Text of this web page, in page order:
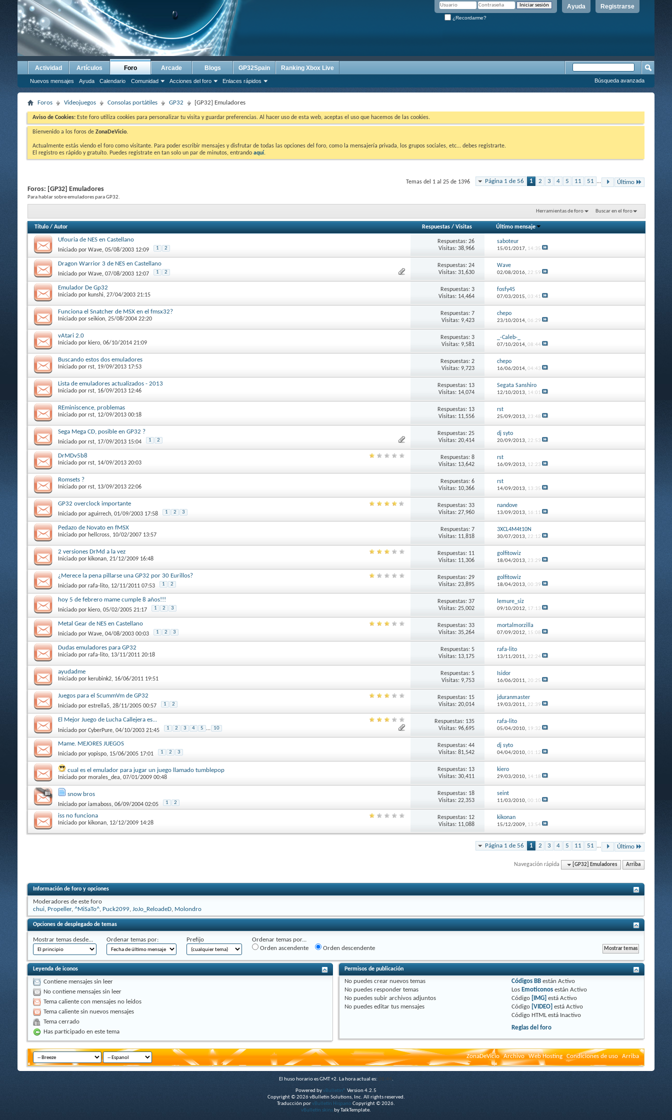
Registrarse
Ayuda
¿Recordarme?
Actividad Artículos Foro
Nuevos mensajes Ayuda Calendario Comunidad Acciones del foro Enlaces rápidos
Arcade Blogs GP32Spain Ranking Xbox Live
Búsqueda avanzada
Foros Videojuegos Consolas portátiles GP32 [GP32] Emuladores
Aviso de Cookies: Este foro utiliza cookies para personalizar tu visita y guardar preferencias. Al hacer uso de esta web, aceptas el uso que hacemos de las cookies.
Bienvenido a los foros de ZonaDeVicio.
Actualmente estás viendo el foro como visitante. Para poder escribir mensajes y disfrutar de todas las opciones del foro, como la mensajería privada, los grupos sociales, etc... debes registrarte.
El registro es rápido y gratuíto. Puedes registrate en tan solo un par de minutos, entrando aquí.
Página 1 de 56 1 2 3 4 5 11 51 ... Último
Temas del 1 al 25 de 1396
Foros: [GP32] Emuladores
Para hablar sobre emuladores para GP32.
Herramientas de foro Buscar en el foro
Título / Autor Respuestas /Visitas Último mensaje
Ufouria de NES en Castellano
Iniciado por Wave, 05/08/2003 12:09 1 2
Respuestas: 26
Visitas: 38,966
saboteur
15/01/2017, 14:35
Dragon Warrior 3 de NES en Castellano
Iniciado por Wave, 07/08/2003 12:07 1 2
Respuestas: 24
Visitas: 31,630
Wave
02/08/2016, 22:59
Emulador De Gp32
Iniciado por kunshi, 27/04/2003 21:15
Respuestas: 3
Visitas: 14,464
fosfy45
07/03/2015, 03:41
Funciona el Snatcher de MSX en el fmsx32?
Iniciado por seikion, 25/08/2004 22:20
Respuestas: 7
Visitas: 9,423
chepo
23/10/2014, 06:29
vAtari 2.0
Iniciado por kiero, 06/10/2014 21:09
Respuestas: 3
Visitas: 9,581
_-Caleb-_
07/10/2014, 08:44
Buscando estos dos emuladores
Iniciado por rst, 19/09/2013 17:53
Respuestas: 2
Visitas: 9,723
chepo
16/06/2014, 04:43
Lista de emuladores actualizados - 2013
Iniciado por rst, 16/09/2013 12:46
Respuestas: 13
Visitas: 14,074
Segata Sanshiro
12/10/2013, 14:01
REminiscence, problemas
Iniciado por rst, 12/09/2013 00:18
Respuestas: 13
Visitas: 11,556
rst
25/09/2013, 23:48
Sega Mega CD, posible en GP32 ?
Iniciado por rst, 17/09/2013 15:04 1 2
Respuestas: 25
Visitas: 20,414
dj syto
20/09/2013, 22:53
DrMDv5b8
Iniciado por rst, 14/09/2013 20:03
Respuestas: 8
Visitas: 13,642
rst
16/09/2013, 12:23
Romsets ?
Iniciado por rst, 13/09/2013 22:06
Respuestas: 6
Visitas: 10,366
rst
14/09/2013, 13:35
GP32 overclock importante
Iniciado por aguirrech, 01/09/2003 17:58 1 2 3
Respuestas: 33
Visitas: 27,960
nandove
13/09/2013, 16:11
Pedazo de Novato en fMSX
Iniciado por hellcross, 10/02/2007 13:57
Respuestas: 7
Visitas: 11,818
3XCL4M4t10N
30/07/2013, 22:12
2 versiones DrMd a la vez
Iniciado por kikonan, 21/12/2009 16:48
Respuestas: 11
Visitas: 11,306
golfitowiz
18/04/2013, 23:29
¿Merece la pena pillarse una GP32 por 30 Eurillos?
Iniciado por rafa-lito, 12/11/2011 07:53 1 2
Respuestas: 29
Visitas: 23,895
golfitowiz
18/04/2013, 00:39
hoy 5 de febrero mame cumple 8 años!!!
Iniciado por kiero, 05/02/2005 21:17 1 2 3
Respuestas: 37
Visitas: 25,002
lemure_siz
09/10/2012, 17:13
Metal Gear de NES en Castellano
Iniciado por Wave, 04/08/2003 00:03 1 2 3
Respuestas: 33
Visitas: 35,264
mortalmorzilla
07/09/2012, 15:08
Dudas emuladores para GP32
Iniciado por rafa-lito, 13/11/2011 20:18
Respuestas: 5
Visitas: 13,175
rafa-lito
13/11/2011, 22:24
ayudadme
Iniciado por kerubink2, 16/06/2011 19:51
Respuestas: 5
Visitas: 9,753
Isidor
16/06/2011, 20:25
Juegos para el ScummVm de GP32
Iniciado por estrella5, 28/11/2005 00:57 1 2
Respuestas: 15
Visitas: 20,014
jduranmaster
19/03/2011, 22:39
El Mejor Juego de Lucha Callejera es...
Iniciado por CyberPure, 04/10/2003 21:45 1 2 3 4 5 ... 10
Respuestas: 135
Visitas: 96,695
rafa-lito
05/04/2010, 19:32
Mame. MEJORES JUEGOS
Iniciado por yopispo, 15/06/2005 17:01 1 2 3
Respuestas: 44
Visitas: 81,542
dj syto
04/04/2010, 01:12
cual es el emulador para jugar un juego llamado tumblepop
Iniciado por morales_dea, 07/01/2009 00:48
Respuestas: 13
Visitas: 30,411
kiero
29/03/2010, 14:18
snow bros
Iniciado por iamaboss, 06/09/2004 02:05 1 2
Respuestas: 18
Visitas: 22,353
seint
11/03/2010, 00:10
iss no funciona
Iniciado por kikonan, 12/12/2009 14:28
Respuestas: 12
Visitas: 11,088
kikonan
15/12/2009, 13:54
Página 1 de 56 1 2 3 4 5 11 51 ... Último
Navegación rápida [GP32] Emuladores Arriba
Información de foro y opciones
Moderadores de este foro
chui, Propeller, ^MiSaTo^, Puck2099, JoJo_ReloadeD, Molondro
Opciones de desplegado de temas
Mostrar temas desde... Ordenar temas por: Prefijo
Ordenar temas por...
Orden ascendente
Orden descendente
Leyenda de iconos
Contiene mensajes sin leer
No contiene mensajes sin leer
Tema caliente con mensajes no leídos
Tema caliente sin nuevos mensajes
Tema cerrado
Has participado en este tema
Permisos de publicación
No puedes crear nuevos temas
No puedes responder temas
No puedes subir archivos adjuntos
No puedes editar tus mensajes
Códigos BB estánActivo
Los Emoticonos estánActivo
Código [IMG] estáActivo
Código [VIDEO] estáActivo
Código HTML está Inactivo
Reglas del foro
ZonaDeVicio Archivo Web Hosting Condiciones de uso Arriba
El huso horario es GMT +2. La hora actual es: 08:44 .
Powered byvBulletin® Version 4.2.5
Copyright © 2026 vBulletin Solutions, Inc. All rights reserved.
Traducción porvBulletin Hispano Copyright © 2026.
vBulletin skins by TalkTemplate.